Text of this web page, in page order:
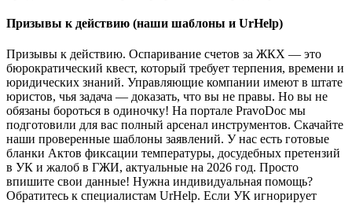
Призывы к действию (наши шаблоны и UrHelp)
Призывы к действию. Оспаривание счетов за ЖКХ — это
бюрократический квест, который требует терпения, времени и
юридических знаний. Управляющие компании имеют в штате
юристов, чья задача — доказать, что вы не правы. Но вы не
обязаны бороться в одиночку! На портале PravoDoc мы
подготовили для вас полный арсенал инструментов. Скачайте
наши проверенные шаблоны заявлений. У нас есть готовые
бланки Актов фиксации температуры, досудебных претензий
в УК и жалоб в ГЖИ, актуальные на 2026 год. Просто
впишите свои данные! Нужна индивидуальная помощь?
Обратитесь к специалистам UrHelp. Если УК игнорирует